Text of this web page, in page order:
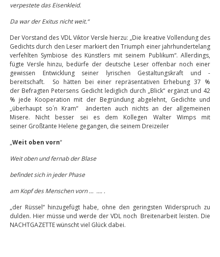
verpestete das Eisenkleid.
Da war der Exitus nicht weit.“
Der Vorstand des VDL Viktor Versle hierzu: „Die kreative Vollendung des
Gedichts durch den Leser markiert den Triumph einer jahrhundertelang
verfehlten Symbiose des Künstlers mit seinem Publikum“. Allerdings,
fügte Versle hinzu, bedürfe der deutsche Leser offenbar noch einer
gewissen Entwicklung seiner lyrischen Gestaltungskraft und -
bereitschaft. So hätten bei einer repräsentativen Erhebung 37 %
der Befragten Petersens Gedicht lediglich durch „Blick“ ergänzt und 42
% jede Kooperation mit der Begründung abgelehnt, Gedichte und
„überhaupt so´n Kram“ änderten auch nichts an der allgemeinen
Misere. Nicht besser sei es dem Kollegen Walter Wimps mit
seiner Großtante Helene gegangen, die seinem Dreizeiler
„Weit oben vorn“
Weit oben und fernab der Blase
befindet sich in jeder Phase
am Kopf des Menschen vorn … …. .
„der Rüssel“ hinzugefügt habe, ohne den geringsten Widerspruch zu
dulden. Hier müsse und werde der VDL noch Breitenarbeit leisten. Die
NACHTGAZETTE wünscht viel Glück dabei.